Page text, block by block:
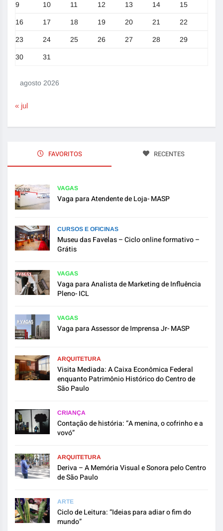
agosto 2026
9 10 11 12 13 14 15
16 17 18 19 20 21 22
23 24 25 26 27 28 29
30 31
« jul
FAVORITOS RECENTES
VAGAS
Vaga para Atendente de Loja- MASP
CURSOS E OFICINAS
Museu das Favelas – Ciclo online formativo –
Grátis
VAGAS
Vaga para Analista de Marketing de Influência
Pleno- ICL
VAGAS
Vaga para Assessor de Imprensa Jr- MASP
ARQUITETURA
Visita Mediada: A Caixa Econômica Federal
enquanto Patrimônio Histórico do Centro de
São Paulo
CRIANÇA
Contação de história: “A menina, o cofrinho e a
vovó”
ARQUITETURA
Deriva – A Memória Visual e Sonora pelo Centro
de São Paulo
ARTE
Ciclo de Leitura: “Ideias para adiar o fim do
mundo”